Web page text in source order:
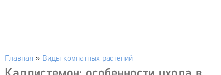
Главная » Виды комнатных растений